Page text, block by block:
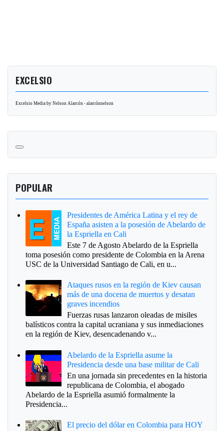
EXCELSIO
Excelsio Media by Nelson Alarcón - alarcónnelson
POPULAR
Presidentes de América Latina y el rey de
España asisten a la posesión de Abelardo de
la Espriella en Cali
Este 7 de Agosto Abelardo de la Espriella
toma posesión como presidente de Colombia en la Arena
USC de la Universidad Santiago de Cali, en u...
Ataques rusos en la región de Kiev causan
más de una docena de muertos y desatan
graves incendios
Fuerzas rusas lanzaron oleadas de misiles
balísticos contra la capital ucraniana y sus inmediaciones
en la región de Kiev, desencadenando v...
Abelardo de la Espriella asume la
Presidencia desde una base militar de Cali
En una jornada sin precedentes en la historia
republicana de Colombia, el abogado
Abelardo de la Espriella asumió formalmente la
Presidencia...
El precio del dólar en Colombia para HOY